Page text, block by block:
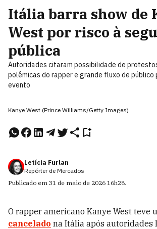
Itália barra show de
West por risco à
pública
Autoridades citaram possibilidade de
polêmicas do rapper e grande fluxo de público
evento
Kanye West (Prince Williams/Getty Images)
Letícia Furlan
Repórter de Mercados
Publicado em 31 de maio de 2026 16h28.
O rapper americano Kanye West teve
cancelado na Itália após autoridades